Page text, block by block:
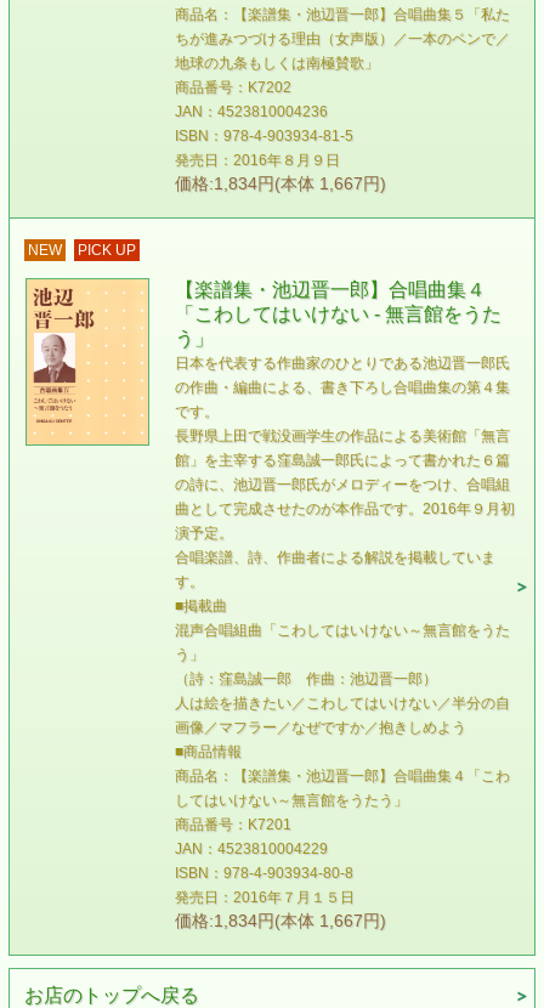
商品名：【楽譜集・池辺晋一郎】合唱曲集５「私た
ちが進みつづける理由（女声版）／一本のペンで／
地球の九条もしくは南極賛歌」
商品番号：K7202
JAN：4523810004236
ISBN：978-4-903934-81-5
発売日：2016年８月９日
価格:1,834円(本体 1,667円)
NEW PICK UP
【楽譜集・池辺晋一郎】合唱曲集４
「こわしてはいけない - 無言館をうた
う」
日本を代表する作曲家のひとりである池辺晋一郎氏
の作曲・編曲による、書き下ろし合唱曲集の第４集
です。
長野県上田で戦没画学生の作品による美術館「無言
館」を主宰する窪島誠一郎氏によって書かれた６篇
の詩に、池辺晋一郎氏がメロディーをつけ、合唱組
曲として完成させたのが本作品です。2016年９月初
演予定。
合唱楽譜、詩、作曲者による解説を掲載していま
す。
■掲載曲
混声合唱組曲「こわしてはいけない～無言館をうた
う」
（詩：窪島誠一郎 作曲：池辺晋一郎）
人は絵を描きたい／こわしてはいけない／半分の自
画像／マフラー／なぜですか／抱きしめよう
■商品情報
商品名：【楽譜集・池辺晋一郎】合唱曲集４「こわ
してはいけない～無言館をうたう」
商品番号：K7201
JAN：4523810004229
ISBN：978-4-903934-80-8
発売日：2016年７月１５日
価格:1,834円(本体 1,667円)
お店のトップへ戻る